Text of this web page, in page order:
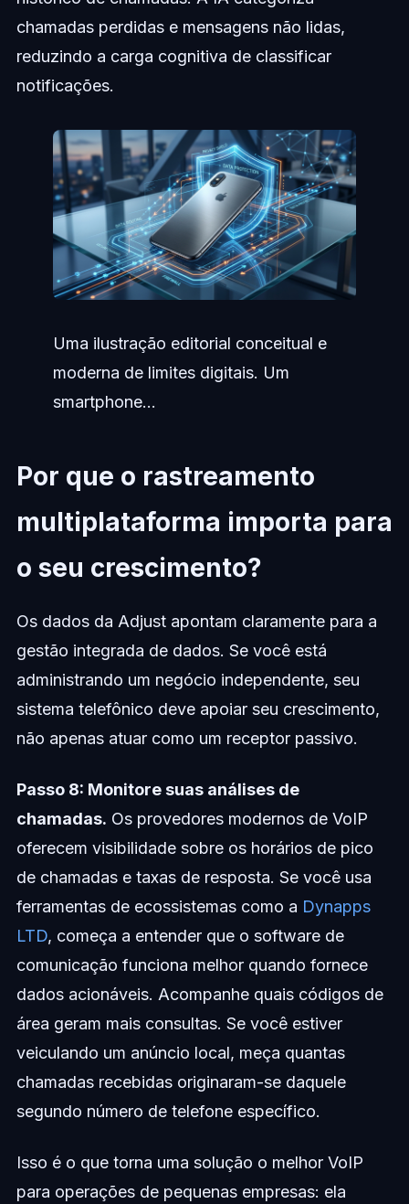
chamadas perdidas e mensagens não lidas,
reduzindo a carga cognitiva de classificar
notificações.
Uma ilustração editorial conceitual e
moderna de limites digitais. Um
smartphone...
Por que o rastreamento
multiplataforma importa para
o seu crescimento?
Os dados da Adjust apontam claramente para a
gestão integrada de dados. Se você está
administrando um negócio independente, seu
sistema telefônico deve apoiar seu crescimento,
não apenas atuar como um receptor passivo.
Passo 8: Monitore suas análises de
chamadas. Os provedores modernos de VoIP
oferecem visibilidade sobre os horários de pico
de chamadas e taxas de resposta. Se você usa
ferramentas de ecossistemas como a Dynapps
LTD, começa a entender que o software de
comunicação funciona melhor quando fornece
dados acionáveis. Acompanhe quais códigos de
área geram mais consultas. Se você estiver
veiculando um anúncio local, meça quantas
chamadas recebidas originaram-se daquele
segundo número de telefone específico.
Isso é o que torna uma solução o melhor VoIP
para operações de pequenas empresas: ela